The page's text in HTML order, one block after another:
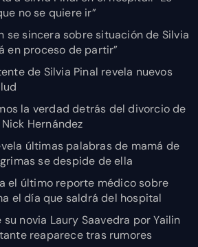
no se quiere ir”
se sincera sobre situación de Silvia
en proceso de partir”
de Silvia Pinal revela nuevos
la verdad detrás del divorcio de
Hernández
últimas palabras de mamá de
se despide de ella
el último reporte médico sobre
el día que saldrá del hospital
novia Laury Saavedra por Yailin
reaparece tras rumores